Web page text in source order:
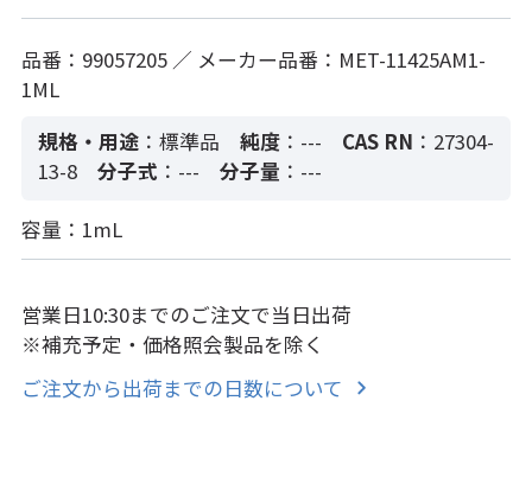
品番：99057205 ／ メーカー品番：MET-11425AM1-
1ML
規格・用途 ：標準品 純度：--- CAS RN ：27304-
13-8
分子式 ：--- 分子量 ：---
容量：1mL
営業日10:30までのご注文で当日出荷
※補充予定・価格照会製品を除く
ご注文から出荷までの日数について